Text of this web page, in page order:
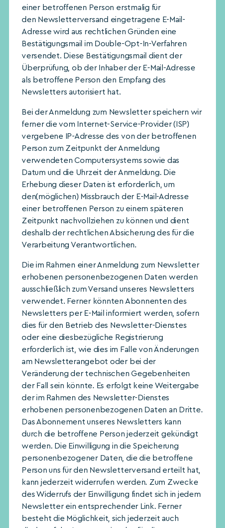
einer betroffenen Person erstmalig für
den Newsletterversand eingetragene E-Mail-
Adresse wird aus rechtlichen Gründen eine
Bestätigungsmail im Double-Opt-In-Verfahren
versendet. Diese Bestätigungsmail dient der
Überprüfung, ob der Inhaber der E-Mail-Adresse
als betroffene Person den Empfang des
Newsletters autorisiert hat.
Bei der Anmeldung zum Newsletter speichern wir
ferner die vom Internet-Service-Provider (ISP)
vergebene IP-Adresse des von der betroffenen
Person zum Zeitpunkt der Anmeldung
verwendeten Computersystems sowie das
Datum und die Uhrzeit der Anmeldung. Die
Erhebung dieser Daten ist erforderlich, um
den(möglichen) Missbrauch der E-Mail-Adresse
einer betroffenen Person zu einem späteren
Zeitpunkt nachvollziehen zu können und dient
deshalb der rechtlichen Absicherung des für die
Verarbeitung Verantwortlichen.
Die im Rahmen einer Anmeldung zum Newsletter
erhobenen personenbezogenen Daten werden
ausschließlich zum Versand unseres Newsletters
verwendet. Ferner könnten Abonnenten des
Newsletters per E-Mail informiert werden, sofern
dies für den Betrieb des Newsletter-Dienstes
oder eine diesbezügliche Registrierung
erforderlich ist, wie dies im Falle von Änderungen
am Newsletterangebot oder bei der
Veränderung der technischen Gegebenheiten
der Fall sein könnte. Es erfolgt keine Weitergabe
der im Rahmen des Newsletter-Dienstes
erhobenen personenbezogenen Daten an Dritte.
Das Abonnement unseres Newsletters kann
durch die betroffene Person jederzeit gekündigt
werden. Die Einwilligung in die Speicherung
personenbezogener Daten, die die betroffene
Person uns für den Newsletterversand erteilt hat,
kann jederzeit widerrufen werden. Zum Zwecke
des Widerrufs der Einwilligung findet sich in jedem
Newsletter ein entsprechender Link. Ferner
besteht die Möglichkeit, sich jederzeit auch